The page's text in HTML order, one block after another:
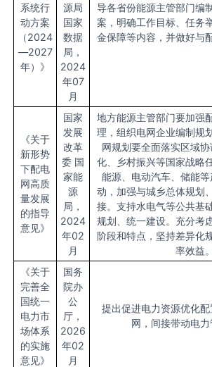
系统行
动方案
（2024
—2027
年）》
源局
国家
数据
局，
2024
年07
月
导各省份能源主管部门编
案，明确工作目标、任务
金保障等内容，并做好与
《关于
新形势
下配电
网高质
量发展
的指导
意见》
国家
发展
改革
委 国
家能
源
局，
2024
年02
月
地方能源主管部门要加强
理，组织电网企业编制规
网规划要全面落实区域
化、乡村振兴等国家战略
能源、电动汽车、储能
动，加强与城乡总体规划
接。支持水电气等公共基
规划、统一建设。充分考
阶段和特点，坚持差异化
率效益。
《关于
完善全
国统一
电力市
场体系
的实施
意见》
国务
院办
公
厅，
2026
年02
月
提出促进电力资源优化
网，间接带动电力